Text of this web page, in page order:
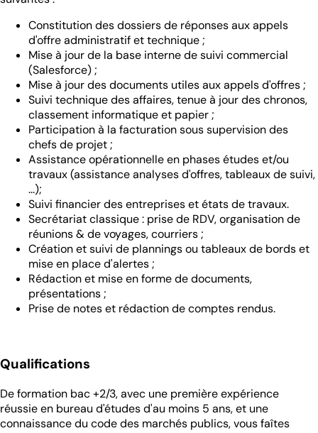
Constitution des dossiers de réponses aux appels
d'offre administratif et technique ;
Mise à jour de la base interne de suivi commercial
(Salesforce) ;
Mise à jour des documents utiles aux appels d'offres ;
Suivi technique des affaires, tenue à jour des chronos,
classement informatique et papier ;
Participation à la facturation sous supervision des
chefs de projet ;
Assistance opérationnelle en phases études et/ou
travaux (assistance analyses d'offres, tableaux de suivi,
...);
Suivi financier des entreprises et états de travaux.
Secrétariat classique : prise de RDV, organisation de
réunions & de voyages, courriers ;
Création et suivi de plannings ou tableaux de bords et
mise en place d'alertes ;
Rédaction et mise en forme de documents,
présentations ;
Prise de notes et rédaction de comptes rendus.
Qualifications
De formation bac +2/3, avec une première expérience
réussie en bureau d'études d'au moins 5 ans, et une
connaissance du code des marchés publics, vous faîtes